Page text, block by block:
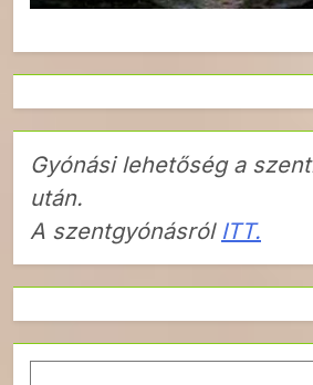
Gyónási lehetőség a
után.
A szentgyónásról ITT.